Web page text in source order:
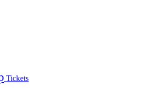
Tickets